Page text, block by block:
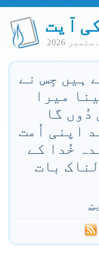
آیت
ہیں جِس نے
میرا
گا
اپنی اُمت
خُدا کے
بات